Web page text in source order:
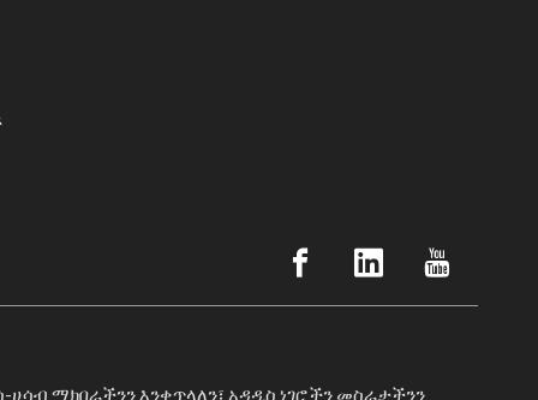
ማክበራችንን እንቀጥላለን፣ አዳዲስ ነገሮችን መስራታችንን